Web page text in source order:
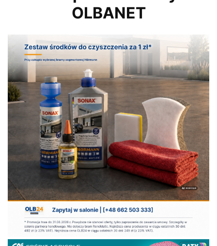
OLBANET